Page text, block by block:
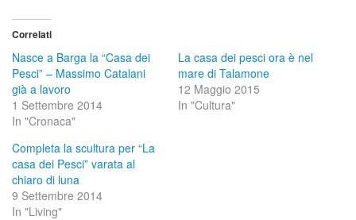
Correlati
Nasce a Barga la “Casa dei
Pesci” – Massimo Catalani
già a lavoro
1 Settembre 2014
In "Cronaca"
La casa dei pesci ora è nel
mare di Talamone
12 Maggio 2015
In "Cultura"
Completa la scultura per “La
casa dei Pesci” varata al
chiaro di luna
9 Settembre 2014
In "Living"